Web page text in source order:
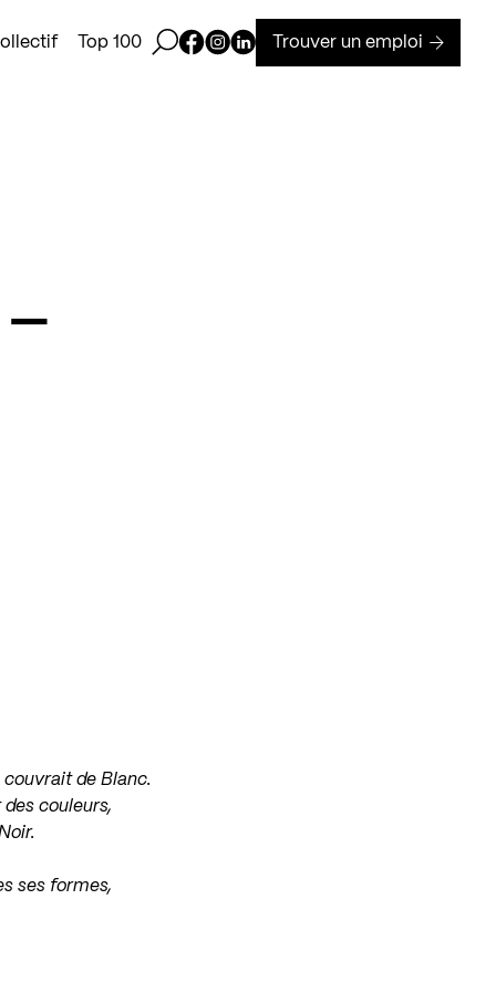
Top 100 Ouvrir la barre de recherche
Page Facebook de Kollectif
Page Instagram de Kollectif
Page Linkedin de Kollectif
Trouver un emploi
couvrait de Blanc.
des couleurs,
ses formes,